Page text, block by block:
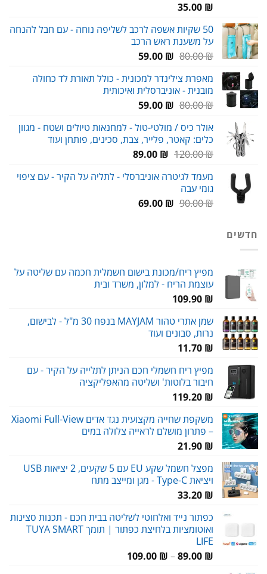
35.00 ₪
50 שקיות אשפה לרכב לשליפה נוחה - עם חבל להנחה
על משענת ראש הרכב
80.00₪
המחיר
היה:
80.00 ₪.
59.00 ₪
המחיר
הוא:
59.00 ₪.
מאפרת צילינדר למכונית - כולל תאורת לד כחולה
מובנית - אוניברסלית ואיכותית
80.00₪
המחיר
היה:
80.00 ₪.
59.00 ₪
המחיר
הוא:
59.00 ₪.
אולר כיס / מולטי-טול - למחנאות טיולים ושטח - מגוון
כלים: קאטר, פלייר, צבת, סכינים, פותחן ועוד
120.00₪
המחיר
היה:
89.00 ₪
המחיר
הוא:
מעמד לגיטרה אוניברסלי - לתליה על הקיר - עם ציפוי
גומי עבה
90.00₪
המחיר69.00 ₪
המחיר
חדשים
מפיץ ריח/מכונת בישום חשמלית חכמה עם שליטה על
עוצמת הריח - למלון, משרד ובית
109.90 ₪
שמן אתרי טהור MAYJAM בנפח 30 מ"ל - לבישום,
נרות, סבונים ועוד
11.70 ₪
מפיץ ריח חשמלי חכם הניתן לתלייה על הקיר - עם
חיבור בלוטות' ושליטה מהאפליקציה
119.20 ₪
משקפת שחייה מקצועית נגד אדים Xiaomi Full-View
– פתרון מושלם לראייה צלולה במים
21.90 ₪
מפצל חשמל שקע EU עם 5 שקעים, 2 יציאות USB
ויציאת Type-C - מגן ומייצב מתח
33.20 ₪
כפתור נייד ואלחוטי לשליטה בבית חכם - תכנות סצינות
ואוטומציות בלחיצת כפתור | תומך TUYA SMART
LIFE
89.00 ₪
–
109.00 ₪